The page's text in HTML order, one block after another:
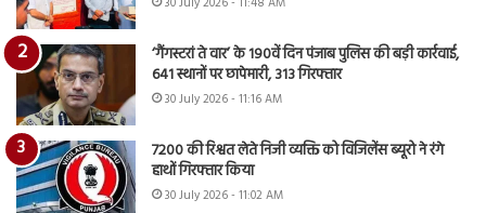
‘गैंगस्टरां ते वार’ के 190वें दिन पंजाब पुलिस की बड़ी कार्रवाई,
641 स्थानों पर छापेमारी, 313 गिरफ्तार
30 July 2026 - 11:16 AM
7200 की रिश्वत लेते निजी व्यक्ति को विजिलेंस ब्यूरो ने रंगे
हाथों गिरफ्तार किया
30 July 2026 - 11:02 AM